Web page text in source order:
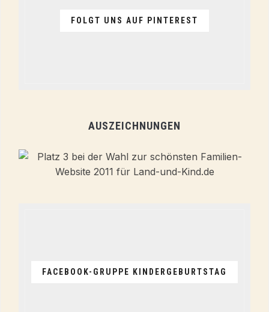
FOLGT UNS AUF PINTEREST
AUSZEICHNUNGEN
FACEBOOK-GRUPPE KINDERGEBURTSTAG